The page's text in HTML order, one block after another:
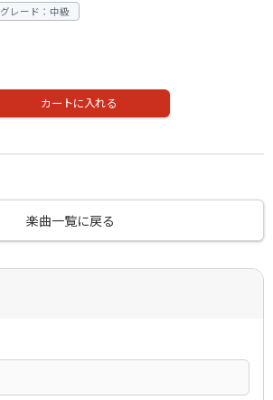
グレード：中級
カートに入れる
楽曲一覧に戻る